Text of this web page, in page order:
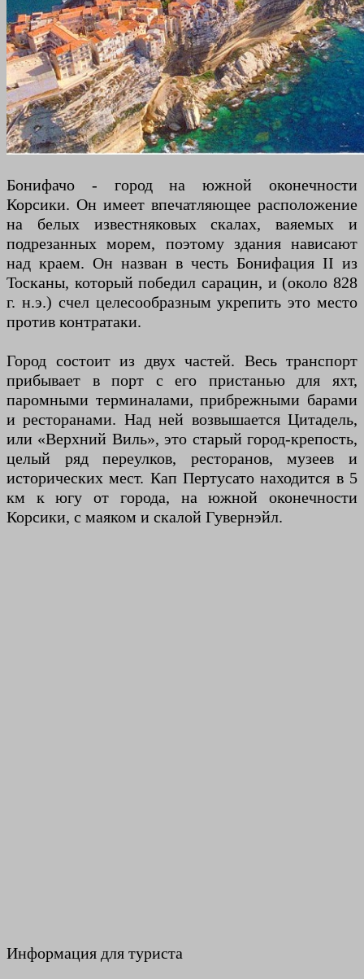
Бонифачо - город на южной оконечности
Корсики. Он имеет впечатляющее расположение
на белых известняковых скалах, ваяемых и
подрезанных морем, поэтому здания нависают
над краем. Он назван в честь Бонифация II из
Тосканы, который победил сарацин, и (около 828
г. н.э.) счел целесообразным укрепить это место
против контратаки.
Город состоит из двух частей. Весь транспорт
прибывает в порт с его пристанью для яхт,
паромными терминалами, прибрежными барами
и ресторанами. Над ней возвышается Цитадель,
или «Верхний Виль», это старый город-крепость,
целый ряд переулков, ресторанов, музеев и
исторических мест. Кап Пертусато находится в 5
км к югу от города, на южной оконечности
Корсики, с маяком и скалой Гувернэйл.
Информация для туриста